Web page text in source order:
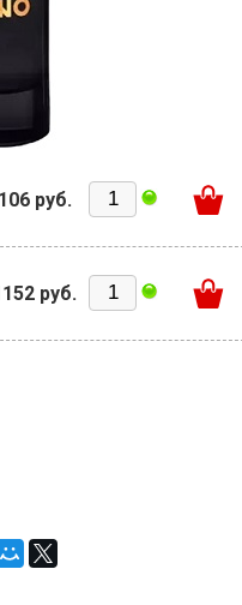
руб.
руб.